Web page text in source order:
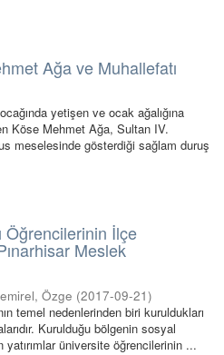
Ağa ve Muhallefatı
yetişen ve ocak ağalığına
Köse Mehmet Ağa, Sultan IV.
meselesinde gösterdiği sağlam duruş
Öğrencilerinin İlçe
Meslek
Özge (2017-09-21)
temel nedenlerinden biri kuruldukları
Kurulduğu bölgenin sosyal
yatırımlar üniversite öğrencilerinin ...